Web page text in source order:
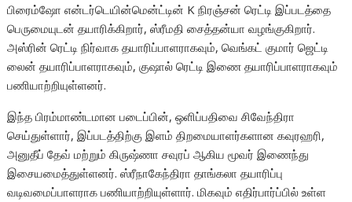
பிரைம்ஷோ என்டர்டெயின்மென்ட்டின் K நிரஞ்சன் ரெட்டி இப்படத்தை
பெருமையுடன் தயாரிக்கிறார், ஸ்ரீமதி சைத்தன்யா வழங்குகிறார்.
அஸ்ரின் ரெட்டி நிர்வாக தயாரிப்பாளராகவும், வெங்கட் குமார் ஜெட்டி
லைன் தயாரிப்பாளராகவும், குஷால் ரெட்டி இணை தயாரிப்பாளராகவும்
பணியாற்றியுள்ளனர்.
இந்த பிரம்மாண்டமான படைப்பின், ஒளிப்பதிவை சிவேந்திரா
செய்துள்ளார், இப்படத்திற்கு இளம் திறமையாளர்களான கவுரஹரி,
அனுதீப் தேவ் மற்றும் கிருஷ்ணா சவுரப் ஆகிய மூவர் இணைந்து
இசையமைத்துள்ளனர். ஸ்ரீநாகேந்திரா தாங்கலா தயாரிப்பு
வடிவமைப்பாளராக பணியாற்றியுள்ளார். மிகவும் எதிர்பார்ப்பில் உள்ள